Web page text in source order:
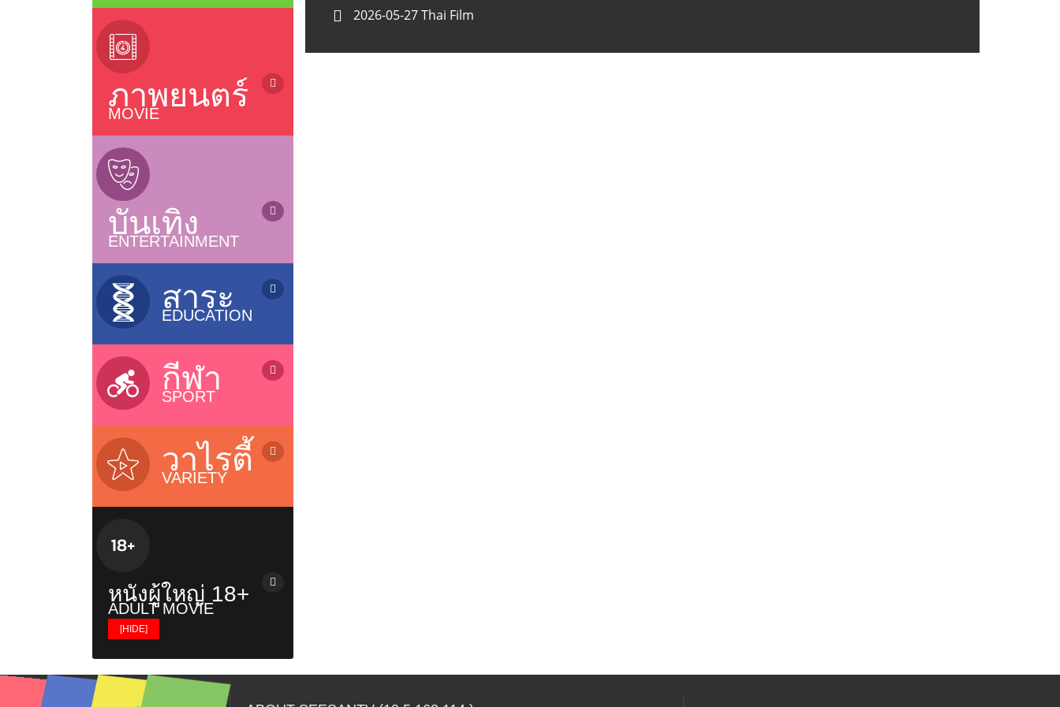
ละครไทยรีรัน (Rerun Thai Drama)
ซีรี่ย์ญี่ปุ่น / Japanese Series
ซีรี่ย์จีน (เสียงไทย) / Chinese Series
ละครไทย (อวสาน) / Thai Dramas
(ended)
(On air)
ซีรี่ส์วาย / Boys Love Series
ซีรี่ย์ฝรั่ง / US Series
ซีรี่ย์เกาหลี (ซับไทย) / Korean Series
(sub thai)
ซีรี่ย์อินเดีย / Indian Series
ซีรี่ย์ฟิลิปปินส์ / Filipino Series
ซิทคอม / Sitcom
ข่าว / News
ข่าวบันเทิง / Entertainment News
ภาพยนตร์
MOVIE
ภาพยนตร์ไทย / Thai Movies
ภาพยนตร์แอนนิเมชั่น / Animation
หนังไทยใหม่ / New Thai Movies
ภาพยนตร์เกาหลี / Korean Movies
ภาพยนตร์จีน / Chinese Movies
หนังดังช่อง 3, 7, 9, One
ภาพยนตร์อินเดีย / Indian Movies
ภาพยนตร์ญี่ปุ่น / Japanese Movies
ภาพยนตร์ฝรั่ง / Movies
แกะกล่องหนังไทย / Old Thai Movies
ภาพยนตร์ฝรั่งใหม่
บันเทิง
ENTERTAINMENT
การ์ตูน / Cartoons
เกมส์โชว์ / Game Shows
รายการเพลง&คอนเสิร์ต /
Music&Concert
รายการตลกขำขัน / Comedy Shows
ลิเก / Musical Folk Drama
สาระ
EDUCATION
รายการสารคดี / Documentary
บ้านและเทคโนโลยี / Home &
Technology
รายการสุขภาพ / Health Variety
รายการธรรมะ / Dhamma
รายการเด็ก / Kids Programs
รายการส่งเสริมความรู้ / Knowledge
กีฬา
SPORT
รายการกีฬา / Sports
โอลิมปิก 2024 / Olympic 2024
Riyadh World Combat Games
บอลทีมชาติไทย / Thailand Team
เอฟ เอ คัพ / FA Cup
ไทยพรีเมียร์ลีก / Thai Premier
บอลถ้วย+บอลกระชับมิตร+บอลอื่นๆ
ยูโร / EURO
พรีเมียร์ลีก / Premier League
วาไรตี้
VARIETY
เรียลลิตี้โชว์ / Reality & Singing
ทอล์กโชว์ / Talk Shows
รายการอาหาร / Cooking Shows
รายการท่องเที่ยว / Travel Show
รายการวันหยุดพิเศษ / Holiday
Shows
เรื่องวิญญาณและสิ่งลี้ลับ / Mysteries
Show
รายการเกาหลี / Korean Show
หนังผู้ใหญ่ 18+
ADULT MOVIE
[HIDE]
หนังผู้ใหญ่ญี่ปุ่น
หนังผู้ใหญ่ฝรั่ง
หนังผู้ใหญ่ไทย
2026-05-27 Thai Film